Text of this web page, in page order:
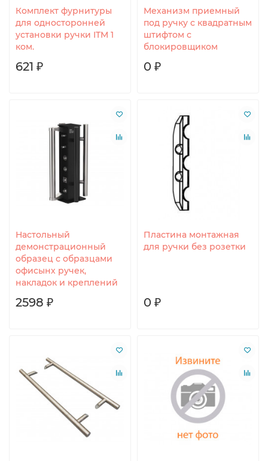
Комплект фурнитуры
для односторонней
установки ручки ITM 1
ком.
621 ₽
Механизм приемный
под ручку с квадратным
штифтом с
блокировщиком
0 ₽
Настольный
демонстрационный
образец с образцами
офисынх ручек,
накладок и креплений
2598 ₽
Пластина монтажная
для ручки без розетки
0 ₽